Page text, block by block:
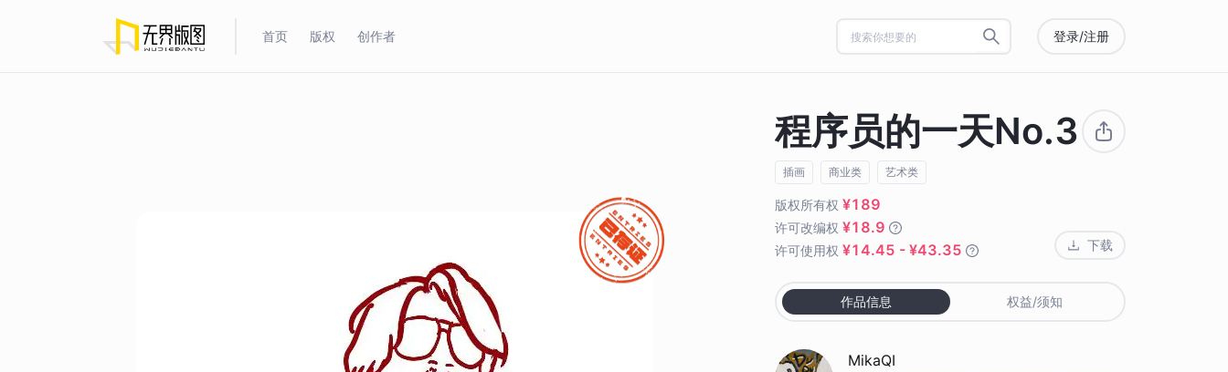
首页 版权 创作者 登录/注册
程序员的一天No.3
插画 商业类 艺术类
版权所有权 ¥189
许可改编权 ¥18.9
许可使用权 ¥14.45 - ¥43.35 下载
作品信息 权益/须知
MikaQI